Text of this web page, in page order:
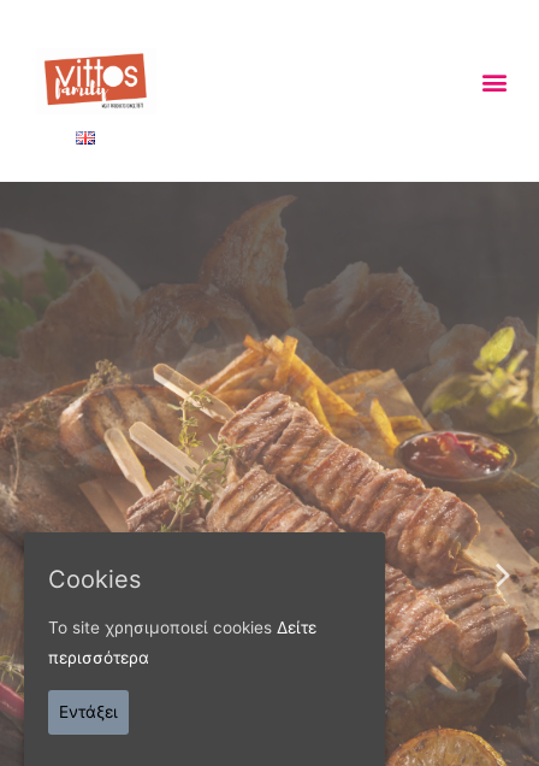
ΠΑΝΩ ΑΠΟ 40 ΧΡΟΝΙΑ
Παράγουμε προϊόντα
εξαιρετικής
Cookies
Το site χρησιμοποιεί cookies Δείτε
περισσότερα
Εντάξει